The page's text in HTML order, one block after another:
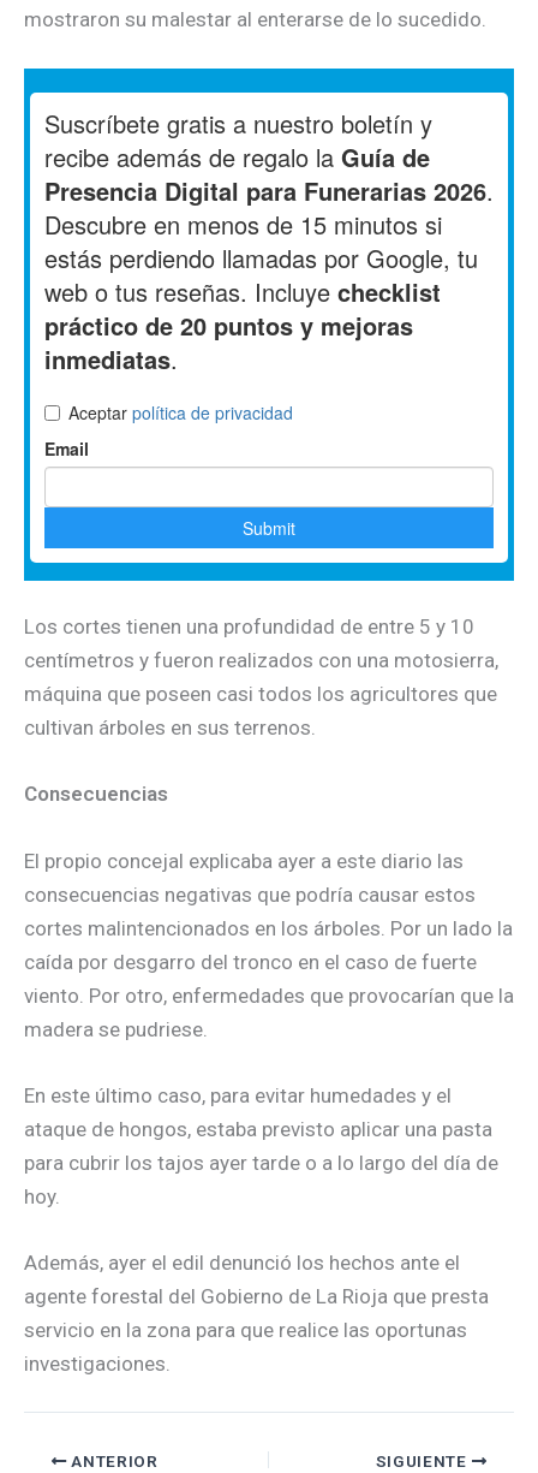
mostraron su malestar al enterarse de lo sucedido.
Los cortes tienen una profundidad de entre 5 y 10
centímetros y fueron realizados con una motosierra,
máquina que poseen casi todos los agricultores que
cultivan árboles en sus terrenos.
Consecuencias
El propio concejal explicaba ayer a este diario las
consecuencias negativas que podría causar estos
cortes malintencionados en los árboles. Por un lado la
caída por desgarro del tronco en el caso de fuerte
viento. Por otro, enfermedades que provocarían que la
madera se pudriese.
En este último caso, para evitar humedades y el
ataque de hongos, estaba previsto aplicar una pasta
para cubrir los tajos ayer tarde o a lo largo del día de
hoy.
Además, ayer el edil denunció los hechos ante el
agente forestal del Gobierno de La Rioja que presta
servicio en la zona para que realice las oportunas
investigaciones.
ANTERIOR SIGUIENTE